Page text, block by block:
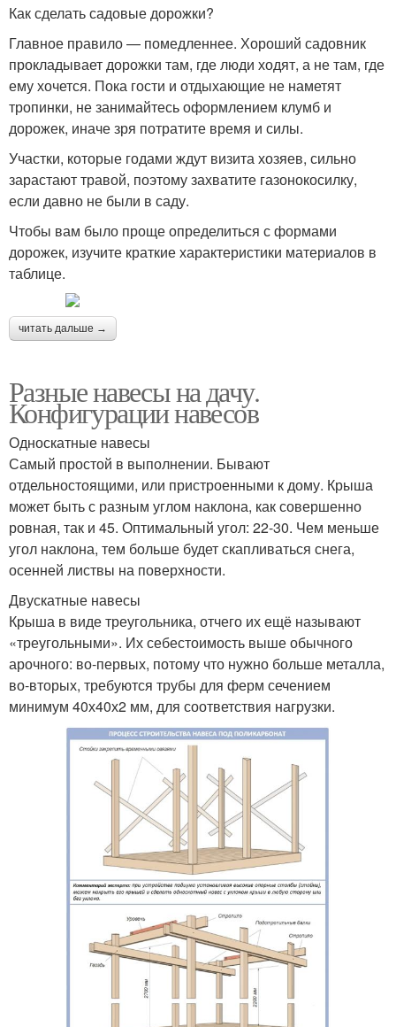
Как сделать садовые дорожки?
Главное правило — помедленнее. Хороший садовник
прокладывает дорожки там, где люди ходят, а не там, где
ему хочется. Пока гости и отдыхающие не наметят
тропинки, не занимайтесь оформлением клумб и
дорожек, иначе зря потратите время и силы.
Участки, которые годами ждут визита хозяев, сильно
зарастают травой, поэтому захватите газонокосилку,
если давно не были в саду.
Чтобы вам было проще определиться с формами
дорожек, изучите краткие характеристики материалов в
таблице.
читать дальше →
Разные навесы на дачу.
Конфигурации навесов
Односкатные навесы
Самый простой в выполнении. Бывают
отдельностоящими, или пристроенными к дому. Крыша
может быть с разным углом наклона, как совершенно
ровная, так и 45. Оптимальный угол: 22-30. Чем меньше
угол наклона, тем больше будет скапливаться снега,
осенней листвы на поверхности.
Двускатные навесы
Крыша в виде треугольника, отчего их ещё называют
«треугольными». Их себестоимость выше обычного
арочного: во-первых, потому что нужно больше металла,
во-вторых, требуются трубы для ферм сечением
минимум 40х40х2 мм, для соответствия нагрузки.